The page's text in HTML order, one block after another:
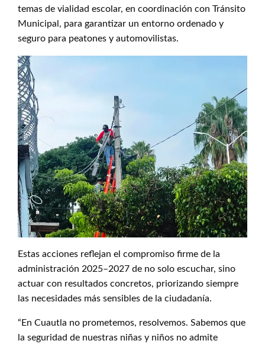
temas de vialidad escolar, en coordinación con Tránsito
Municipal, para garantizar un entorno ordenado y
seguro para peatones y automovilistas.
Estas acciones reflejan el compromiso firme de la
administración 2025–2027 de no solo escuchar, sino
actuar con resultados concretos, priorizando siempre
las necesidades más sensibles de la ciudadanía.
“En Cuautla no prometemos, resolvemos. Sabemos que
la seguridad de nuestras niñas y niños no admite